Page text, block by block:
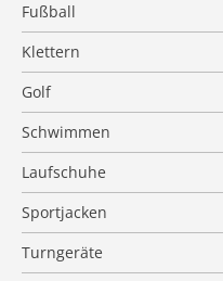
Fußball
Klettern
Golf
Schwimmen
Laufschuhe
Sportjacken
Turngeräte